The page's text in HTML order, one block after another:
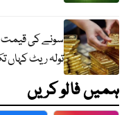
سونے کی قیمت
تولہ ریٹ کہاں
ہمیں فالو کریں